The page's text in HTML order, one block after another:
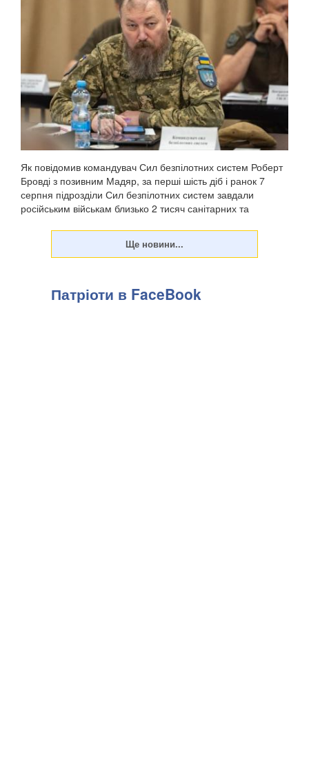
Як повідомив командувач Сил безпілотних систем Роберт
Бровді з позивним Мадяр, за перші шість діб і ранок 7
серпня підрозділи Сил безпілотних систем завдали
російським військам близько 2 тисяч санітарних та
Патріоти в FaceBook